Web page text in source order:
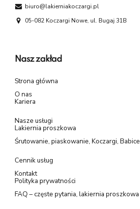
biuro@lakierniakoczargi.pl
05-082 Koczargi Nowe, ul. Bugaj 31B
Nasz zakład
Strona główna
O nas
Kariera
Nasze usługi
Lakiernia proszkowa
Śrutowanie, piaskowanie, Koczargi, Babice
Cennik usług
Kontakt
Polityka prywatności
FAQ – częste pytania, lakiernia proszkowa